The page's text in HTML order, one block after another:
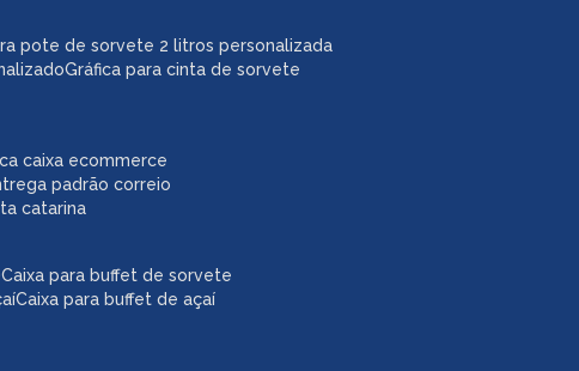
caixa ecommerce
padrão correio
catarina
caixa para buffet de sorvete
caixa para buffet de açaí
pote de sorvete 2 litros personalizada
gráfica para cinta de sorvete